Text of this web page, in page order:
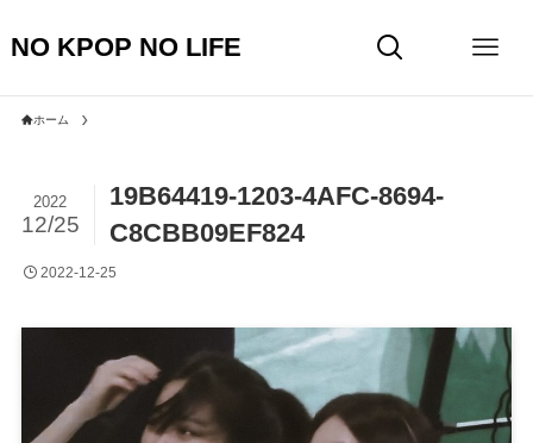
NO KPOP NO LIFE
ホーム
19B64419-1203-4AFC-8694-
C8CBB09EF824
2022
12/25
2022-12-25